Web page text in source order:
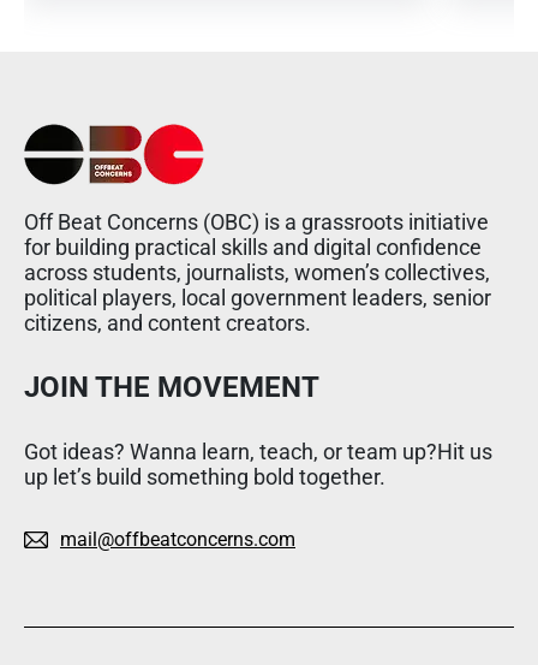
Off Beat Concerns (OBC) is a grassroots initiative
for building practical skills and digital confidence
across students, journalists, women’s collectives,
political players, local government leaders, senior
citizens, and content creators.
JOIN THE MOVEMENT
Got ideas? Wanna learn, teach, or team up?Hit us
up let’s build something bold together.
mail@offbeatconcerns.com